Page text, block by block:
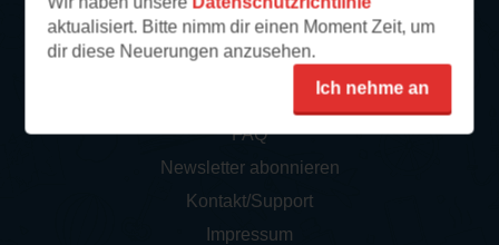
aktualisiert. Bitte nimm dir einen Moment Zeit, um
dir diese Neuerungen anzusehen.
Ich nehme an
Service
FAQ
Newsletter abonnieren
Kontakt/Support
Impressum